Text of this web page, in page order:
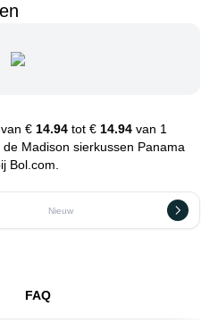
€ 14.94 tot € 14.94 van 1
Madison sierkussen Panama
Bol.com.
Nieuw
FAQ